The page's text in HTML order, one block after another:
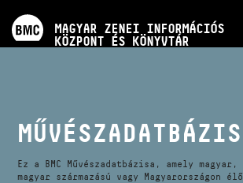
MAGYAR ZENEI INFORMÁCIÓS
KÖZPONT ÉS KÖNYVTÁR
KÉPZÉSEK
KIADVÁNYOK
MŰVÉSZADATBÁZIS
Ez a BMC Művészadatbázisa, amely magyar,
magyar származású vagy Magyarországon élő